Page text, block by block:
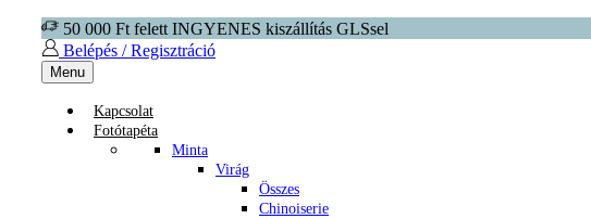
50 000 Ft felett INGYENES kiszállítás GLSsel
Belépés / Regisztráció
Menu
Kapcsolat
Fotótapéta
Minta
Virág
Összes
Chinoiserie